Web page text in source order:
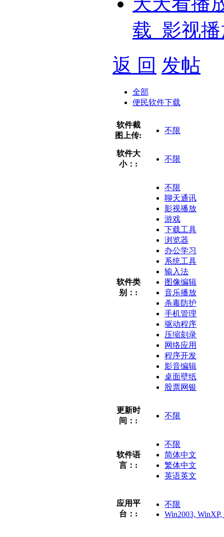
载_影视
返 回 发帖
全部
便民软件下载
软件截
图上传:
不限
软件大
小：:
不限
软件类
别：:
不限
聊天通讯
影视播放
游戏
下载工具
浏览器
办公学习
系统工具
输入法
图像编辑
音乐播放
杀毒防护
手机管理
驱动程序
压缩刻录
网络应用
程序开发
影音编辑
桌面壁纸
股票网银
更新时
间：:
不限
软件语
言：:
不限
简体中文
繁体中文
英语英文
应用平
台：:
不限
Win2003,